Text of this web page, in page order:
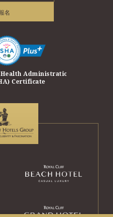
名
Administration